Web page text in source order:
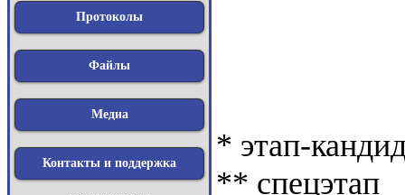
Протоколы
Файлы
Медиа
Контакты и поддержка
* этап-
** спецэтап